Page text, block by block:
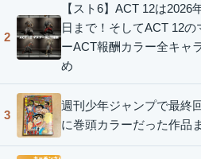
2
【スト6】ACT 12は2026
日まで！そしてACT 12の
ーACT報酬カラー全キャ
め
3
週刊少年ジャンプで最終
に巻頭カラーだった作品